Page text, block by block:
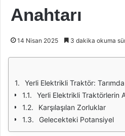
Anahtarı
14 Nisan 2025 3 dakika okuma
Yerli Elektrikli Traktör:
Yerli Elektrikli Traktörlerin
Karşılaşılan Zorluklar
Gelecekteki Potansiyel